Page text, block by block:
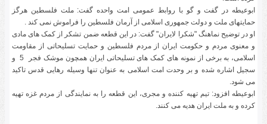
ابوعیطه در گفت و گو با روابط عمومی امت واحده گفت: ملت فلسطین هرگز
حمایتهای ملت و دولت جمهوری اسلامی از آرمان فلسطین را فراموش نمی کند
او در توضیح نماهنگ "شکرا لایران" گفت: در این قطعه ضمن تشکر از کمک های مادی
و معنوی مردم و حکومت ایران از مردم فلسطین و حمایت تسلیحاتی از مقاومت
اسلامی، به برخی از نمونه های کمک های تسلیحاتی ایران همچون موشک فجر 5 و
سجیل اشاره شده و بر وحدت امت اسلامی به عنوان تنها وسیله رهایی قدس تاکید
می شود
ابوعیطه افزود: تیم تهیه کننده و مجری، این قطعه را به نمایندگی از مردم غزه تهیه
کرده و به ملت ایران هدیه می کنند.